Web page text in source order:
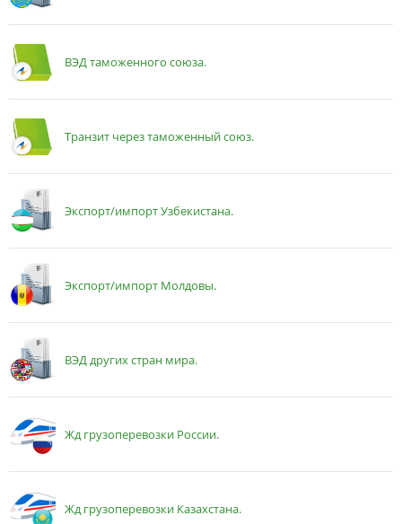
ВЭД таможенного союза.
Транзит через таможенный союз.
Экспорт/импорт Узбекистана.
Экспорт/импорт Молдовы.
ВЭД других стран мира.
Жд грузоперевозки России.
Жд грузоперевозки Казахстана.